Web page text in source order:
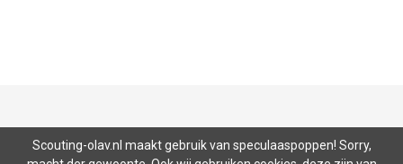
Nieuws Lid worden
Donateurs
Onderkomens
SEAL Contact
Scouting-olav.nl maakt gebruik van speculaaspoppen! Sorry,